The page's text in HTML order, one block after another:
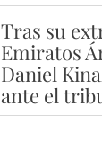
Tras su
Emiratos
Daniel
ante el